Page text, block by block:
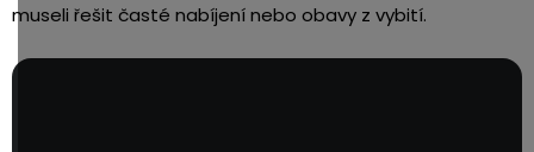
museli řešit časté nabíjení nebo obavy z vybití.